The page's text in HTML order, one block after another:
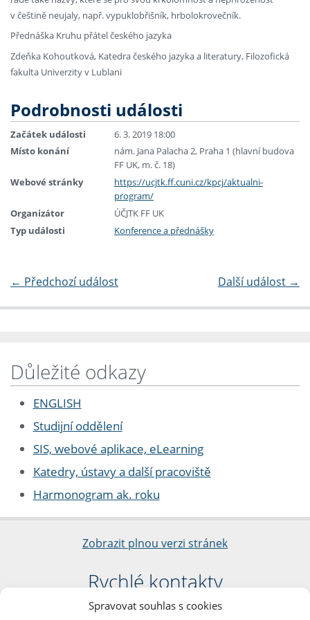
Spravovat souhlas s cookies
v češtině neujaly, např. vypuklobřišník, hrbolokrovečník.
Přednáška Kruhu přátel českého jazyka
Zdeňka Kohoutková, Katedra českého jazyka a literatury, Filozofická
fakulta Univerzity v Lublani
Podrobnosti události
Začátek události
6. 3. 2019 18:00
Místo konání
nám. Jana Palacha 2, Praha 1 (hlavní budova
FF UK, m. č. 18)
Webové stránky
https://ucjtk.ff.cuni.cz/kpcj/aktualni-
program/
Organizátor
ÚČJTK FF UK
Typ události
Konference a přednášky
← Předchozí událost Další událost →
Důležité odkazy
ENGLISH
Studijní oddělení
SIS, webové aplikace, eLearning
Katedry, ústavy a další pracoviště
Harmonogram ak. roku
Zobrazit plnou verzi stránek
Rychlé kontakty
Filozofická fakulta